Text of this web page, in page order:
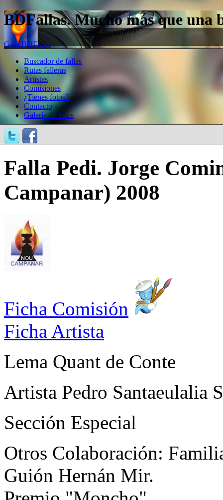
BDFallas. Mucho más que una
Guía BDFallas
Buscador de fallas
Rutas falleras
Artistas
Comisiones
¿Tienes fotos?
Contacto
Galería de fotos
Falla Pedi. Jorge
Campanar) 2008
Ficha Comisión
Ficha Artista
Lema Quant de Conte
Artista Pedro Santaeulalia
Sección Especial
Otros Colaboración:
Guión Hernán Mir.